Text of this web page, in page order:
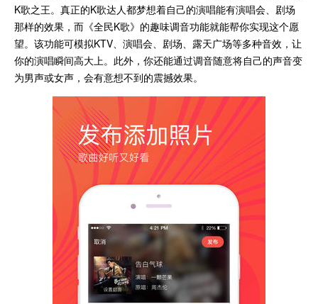
K歌之王。真正的K歌达人都梦想着自己的演唱能有演唱会、剧场
那样的效果，而《全民K歌》的趣味调音功能就能帮你实现这个愿
望。该功能可模拟KTV、演唱会、剧场、露天广场等多种音效，让
你的演唱瞬间高大上。此外，你还能通过调音随意将自己的声音变
为男声或女声，会有意想不到的震撼效果。